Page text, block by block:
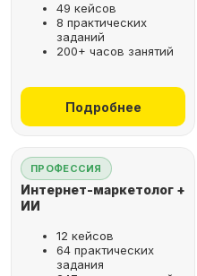
49 кейсов
8 практических
заданий
200+ часов занятий
Подробнее
ПРОФЕССИЯ
Интернет-маркетолог +
ИИ
12 кейсов
64 практических
задания
Рассрочка за 2